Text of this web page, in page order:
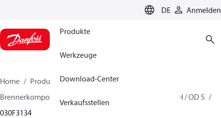
DE Anmelden
Produkte
Werkzeuge
Download-Center
Verkaufsstellen
Home Produkte
Lösung für Wärmetechnik
Brennerkomponenten
Ölbrennerdüse
OD B / OD H / OD S
030F3134